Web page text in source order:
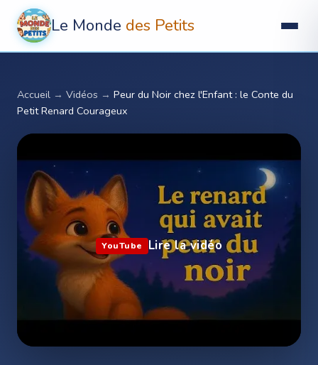
Le Monde des Petits
Accueil → Vidéos → Peur du Noir chez l'Enfant : le Conte du
Petit Renard Courageux
YouTube Lire la vidéo